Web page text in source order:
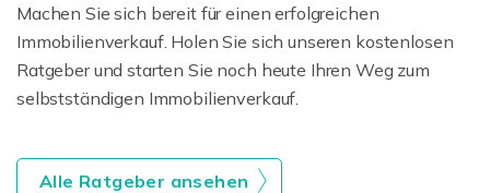
Machen Sie sich bereit für einen erfolgreichen
Immobilienverkauf. Holen Sie sich unseren kostenlosen
Ratgeber und starten Sie noch heute Ihren Weg zum
selbstständigen Immobilienverkauf.
Alle Ratgeber ansehen